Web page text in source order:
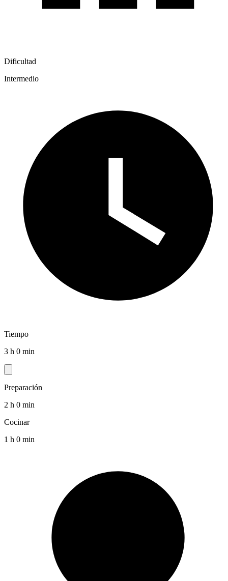
Dificultad
Intermedio
Tiempo
3 h 0 min
Preparación
2 h 0 min
Cocinar
1 h 0 min